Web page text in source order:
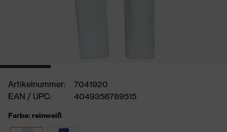
Artikelnummer:
7041920
EAN / UPC:
4049358789515
Farbe: reinweiß